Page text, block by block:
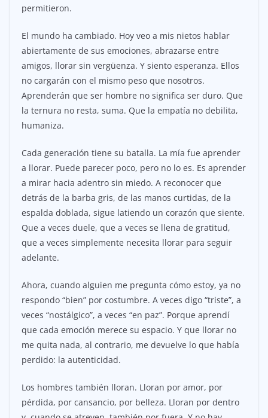
permitieron.
El mundo ha cambiado. Hoy veo a mis nietos hablar
abiertamente de sus emociones, abrazarse entre
amigos, llorar sin vergüenza. Y siento esperanza. Ellos
no cargarán con el mismo peso que nosotros.
Aprenderán que ser hombre no significa ser duro. Que
la ternura no resta, suma. Que la empatía no debilita,
humaniza.
Cada generación tiene su batalla. La mía fue aprender
a llorar. Puede parecer poco, pero no lo es. Es aprender
a mirar hacia adentro sin miedo. A reconocer que
detrás de la barba gris, de las manos curtidas, de la
espalda doblada, sigue latiendo un corazón que siente.
Que a veces duele, que a veces se llena de gratitud,
que a veces simplemente necesita llorar para seguir
adelante.
Ahora, cuando alguien me pregunta cómo estoy, ya no
respondo “bien” por costumbre. A veces digo “triste”, a
veces “nostálgico”, a veces “en paz”. Porque aprendí
que cada emoción merece su espacio. Y que llorar no
me quita nada, al contrario, me devuelve lo que había
perdido: la autenticidad.
Los hombres también lloran. Lloran por amor, por
pérdida, por cansancio, por belleza. Lloran por dentro